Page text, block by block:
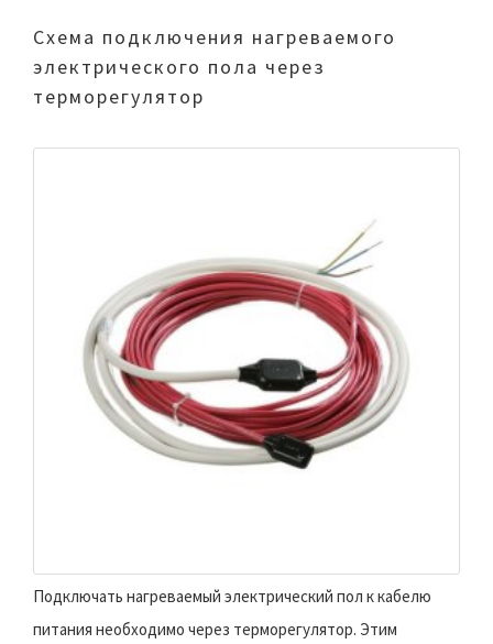
Схема подключения нагреваемого
электрического пола через
терморегулятор
Подключать нагреваемый электрический пол к кабелю
питания необходимо через терморегулятор. Этим